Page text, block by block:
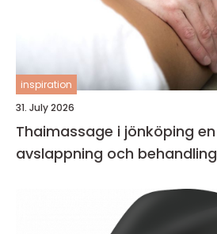
inspiration
31. July 2026
Thaimassage i jönköping en guide till
avslappning och behandling